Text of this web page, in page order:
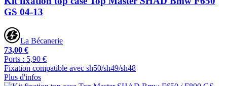
GS 04-13
La Bécanerie
73,00 €
Ports : 5,90 €
Fixation compatible avec sh50/sh49/sh48
Plus d'infos